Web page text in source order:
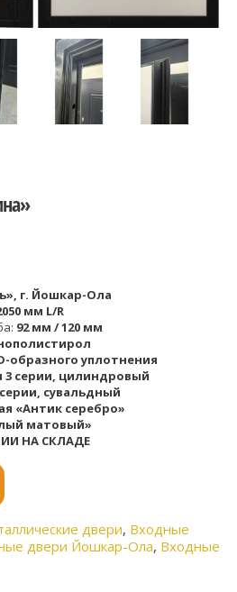
г. Йошкар-Ола
мм L/R
92 мм / 120 мм
образного уплотнения
3 серии, цилиндровый
сувальдный
«Антик серебро»
матовый»
НА СКЛАДЕ
двери, Входные
двери Йошкар-Ола, Входные